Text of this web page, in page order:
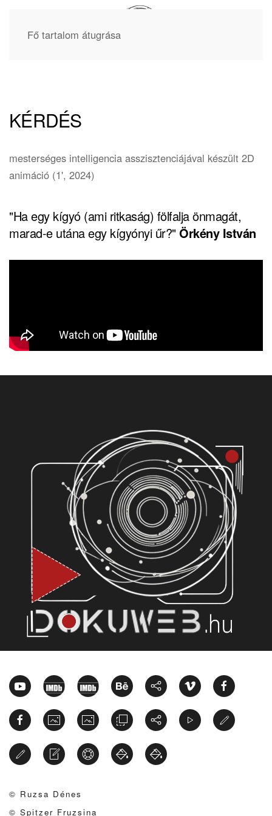
Fő tartalom átugrása
KÉRDÉS
mesterséges intelligencia asszisztenciájával készült 2D
animáció (1', 2024)
"Ha egy kígyó (ami ritkaság) fölfalja önmagát,
marad-e utána egy kígyónyi űr?" Örkény István
© Ruzsa Dénes
© Spitzer Fruzsina